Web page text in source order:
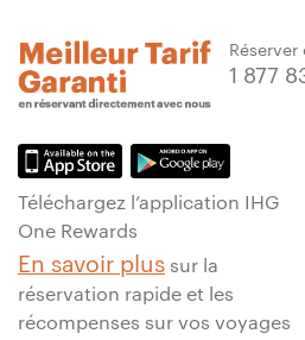
1 877
Téléchargez l’application IHG
One Rewards
En savoir plus sur la
réservation rapide et les
récompenses sur vos voyages